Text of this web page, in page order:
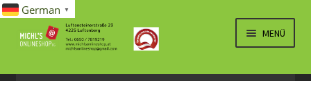
Navigation
Inhalt
MENÜ
SPIELWAREN/BAUSÄTZE
ÖFFNEN
German ▼